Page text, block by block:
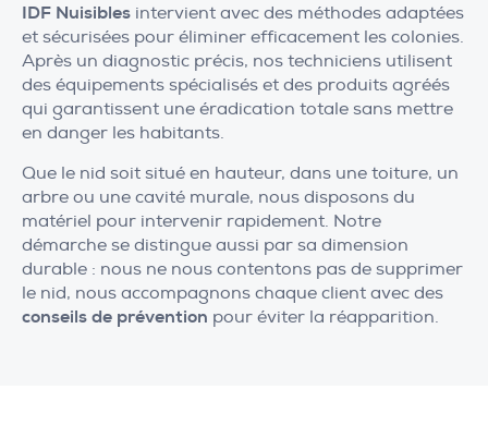
IDF Nuisibles intervient avec des méthodes adaptées
et sécurisées pour éliminer efficacement les colonies.
Après un diagnostic précis, nos techniciens utilisent
des équipements spécialisés et des produits agréés
qui garantissent une éradication totale sans mettre
en danger les habitants.
Que le nid soit situé en hauteur, dans une toiture, un
arbre ou une cavité murale, nous disposons du
matériel pour intervenir rapidement. Notre
démarche se distingue aussi par sa dimension
durable : nous ne nous contentons pas de supprimer
le nid, nous accompagnons chaque client avec des
conseils de prévention pour éviter la réapparition.